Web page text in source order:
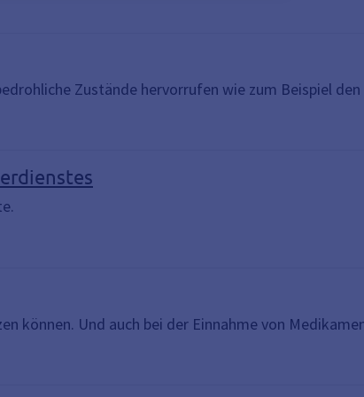
Zustände hervorrufen wie zum Beispiel
können. Und auch bei der Einnahme von